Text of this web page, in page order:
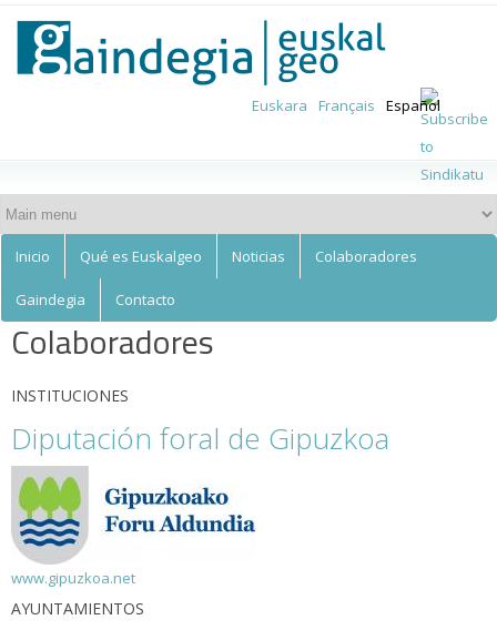
main
content
Euskalgeo
Euskara Français Español
Inicio Qué es Euskalgeo Noticias Colaboradores
Gaindegia Contacto
Colaboradores
INSTITUCIONES
Diputación foral de Gipuzkoa
www.gipuzkoa.net
AYUNTAMIENTOS